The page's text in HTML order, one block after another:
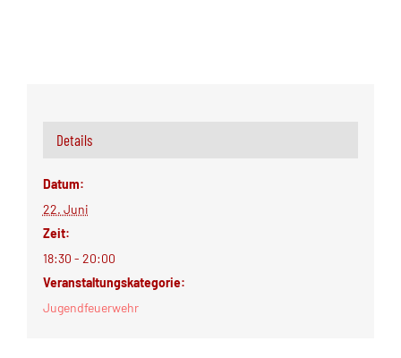
Details
Datum:
22. Juni
Zeit:
18:30 - 20:00
Veranstaltungskategorie:
Jugendfeuerwehr